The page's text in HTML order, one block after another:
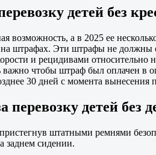
детей без
возможность, а в 2025 ее
штрафах. Эти штрафы не должны
и рецидивами
важно чтобы штраф был оплачен в
30 дней с момента вынесения
детей без
штатными ремнями
заднем сидении.